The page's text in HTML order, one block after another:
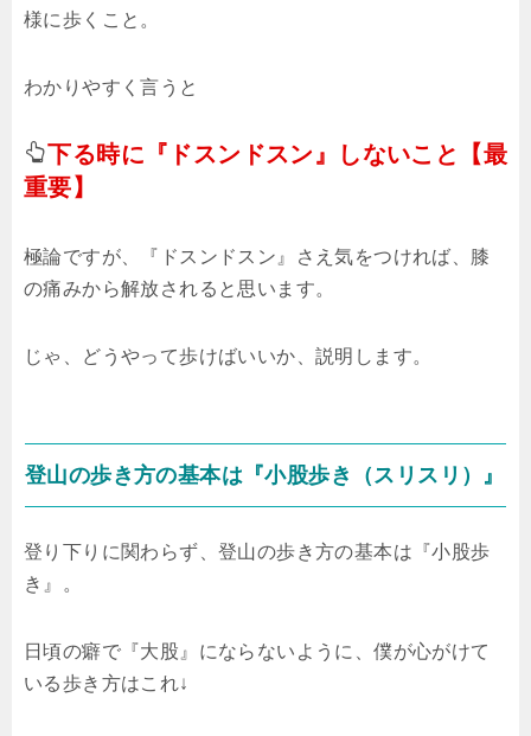
様に歩くこと。
わかりやすく言うと
下る時に『ドスンドスン』しないこと【最
重要】
極論ですが、『ドスンドスン』さえ気をつければ、膝
の痛みから解放されると思います。
じゃ、どうやって歩けばいいか、説明します。
登山の歩き方の基本は『小股歩き（スリスリ）』
登り下りに関わらず、登山の歩き方の基本は『小股歩
き』。
日頃の癖で『大股』にならないように、僕が心がけて
いる歩き方はこれ↓